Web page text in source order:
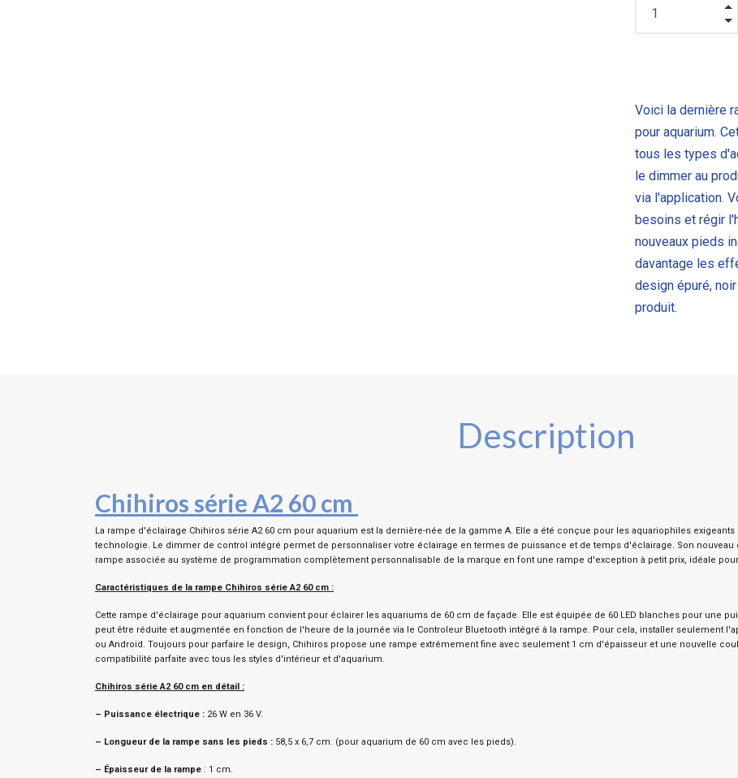
Voici la dernière
pour aquarium.
tous les types
le dimmer au
via l'application.
besoins et régir
nouveaux pieds
davantage les
design épuré,
produit.
Description
Chihiros série A2 60 cm
La rampe d'éclairage Chihiros série A2 60 cm pour aquarium est la dernière-née de la gamme A. Elle a été conçue pour les aquariophiles
technologie. Le dimmer de control intégré permet de personnaliser votre éclairage en termes de puissance et de temps d'éclairage. Son
rampe associée au système de programmation complètement personnalisable de la marque en font une rampe d'exception à petit prix, idéale
Caractéristiques de la rampe Chihiros série A2 60 cm :
Cette rampe d'éclairage pour aquarium convient pour éclairer les aquariums de 60 cm de façade. Elle est équipée de 60 LED blanches pour une
peut être réduite et augmentée en fonction de l'heure de la journée via le Controleur Bluetooth intégré à la rampe. Pour cela, installer seulement
ou Android. Toujours pour parfaire le design, Chihiros propose une rampe extrêmement fine avec seulement 1 cm d'épaisseur et une nouvelle
compatibilité parfaite avec tous les styles d'intérieur et d'aquarium.
Chihiros série A2 60 cm en détail :
– Puissance électrique : 26 W en 36 V.
– Longueur de la rampe sans les pieds : 58,5 x 6,7 cm. (pour aquarium de 60 cm avec les pieds).
– Épaisseur de la rampe : 1 cm.